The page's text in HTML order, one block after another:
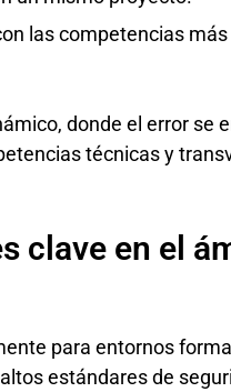
las competencias
donde el error se
técnicas y
clave en el
para entornos
estándares de